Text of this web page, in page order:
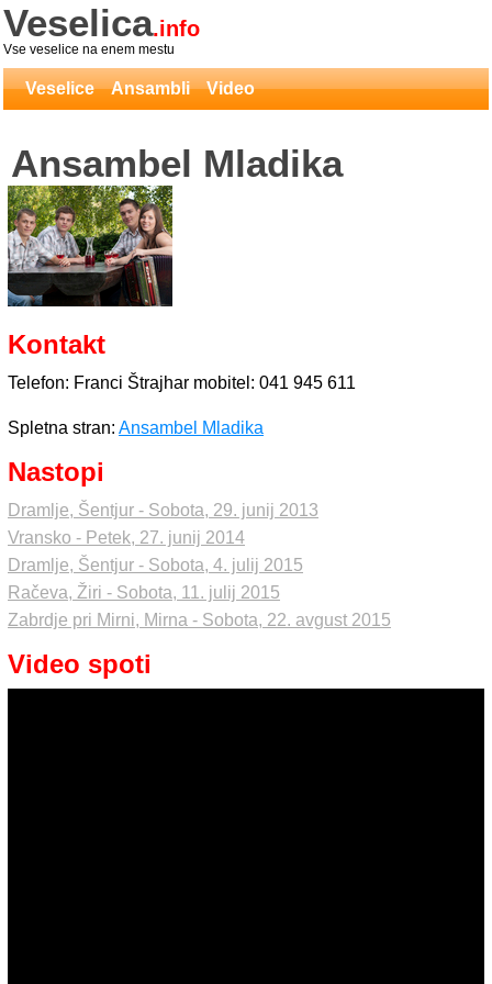
Veselica.info
Vse veselice na enem mestu
Veselice Ansambli Video
Ansambel Mladika
Kontakt
Telefon: Franci Štrajhar mobitel: 041 945 611
Spletna stran: Ansambel Mladika
Nastopi
Dramlje, Šentjur - Sobota, 29. junij 2013
Vransko - Petek, 27. junij 2014
Dramlje, Šentjur - Sobota, 4. julij 2015
Račeva, Žiri - Sobota, 11. julij 2015
Zabrdje pri Mirni, Mirna - Sobota, 22. avgust 2015
Video spoti